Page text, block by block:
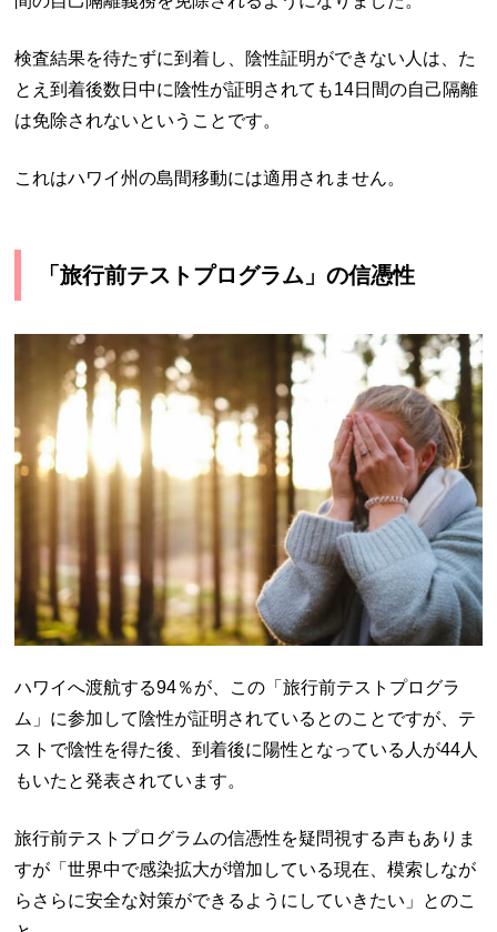
検査結果を待たずに到着し、陰性証明ができない人は、た
とえ到着後数日中に陰性が証明されても14日間の自己隔離
は免除されないということです。
これはハワイ州の島間移動には適用されません。
「旅行前テストプログラム」の信憑性
ハワイへ渡航する94％が、この「旅行前テストプログラ
ム」に参加して陰性が証明されているとのことですが、テ
ストで陰性を得た後、到着後に陽性となっている人が44人
もいたと発表されています。
旅行前テストプログラムの信憑性を疑問視する声もありま
すが「世界中で感染拡大が増加している現在、模索しなが
らさらに安全な対策ができるようにしていきたい」とのこ